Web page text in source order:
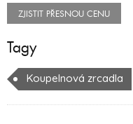
ZJISTIT PŘESNOU CENU
Tagy
Koupelnová zrcadla